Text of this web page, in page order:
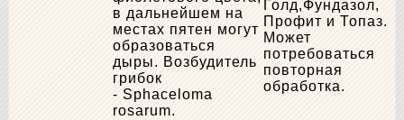
в дальнейшем на
местах пятен могут
образоваться
дыры. Возбудитель
грибок
- Sphaceloma
rosarum.
Голд,Фундазол,
Профит и Топаз.
Может
потребоваться
повторная
обработка.